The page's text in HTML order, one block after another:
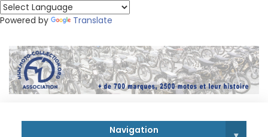
Powered by Translate
Navigation